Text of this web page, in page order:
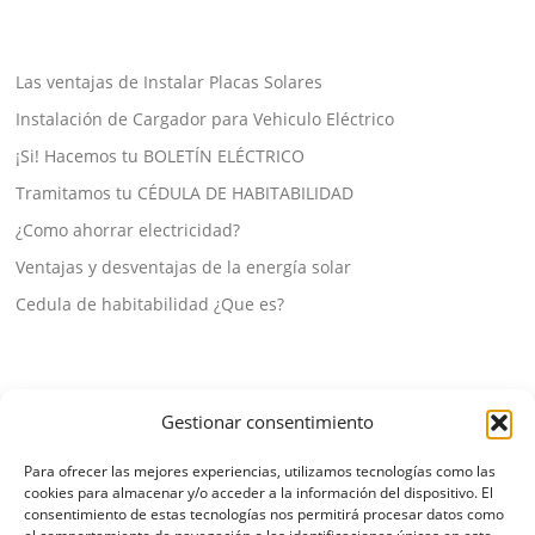
Gestionar consentimiento
Para ofrecer las mejores experiencias, utilizamos tecnologías como las
cookies para almacenar y/o acceder a la información del dispositivo. El
consentimiento de estas tecnologías nos permitirá procesar datos como
Las ventajas de Instalar Placas Solares
Instalación de Cargador para Vehiculo Eléctrico
¡Si! Hacemos tu BOLETÍN ELÉCTRICO
Tramitamos tu CÉDULA DE HABITABILIDAD
¿Como ahorrar electricidad?
Ventajas y desventajas de la energía solar
Cedula de habitabilidad ¿Que es?
TEMITAS LEGALES